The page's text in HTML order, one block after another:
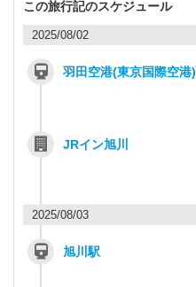
この旅行記のスケジュール
2025/08/02
羽田空港(東京国際空港)
JRイン旭川
2025/08/03
旭川駅